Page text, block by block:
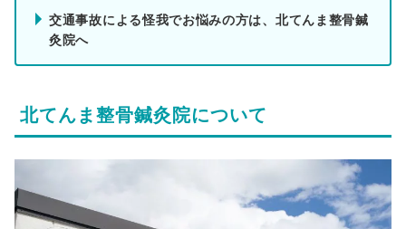
交通事故による怪我でお悩みの方は、北てんま整骨鍼
灸院へ
北てんま整骨鍼灸院について